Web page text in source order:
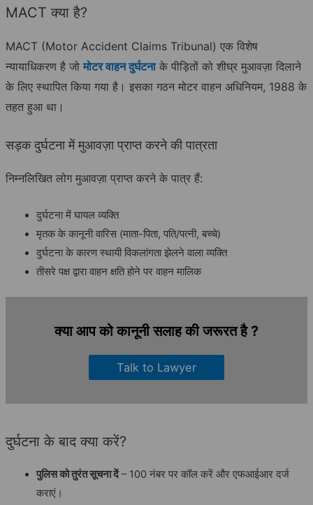
MACT क्या है?
MACT (Motor Accident Claims Tribunal) एक विशेष
न्यायाधिकरण है जोमोटर वाहन दुर्घटनाके पीड़ितों को शीघ्र मुआवज़ा दिलाने
के लिए स्थापित किया गया है। इसका गठन मोटर वाहन अधिनियम, 1988 के
तहत हुआ था।
सड़क दुर्घटना में मुआवज़ा प्राप्त करने की पात्रता
निम्नलिखित लोग मुआवज़ा प्राप्त करने के पात्र हैं:
दुर्घटना में घायल व्यक्ति
मृतक के कानूनी वारिस (माता-पिता, पति/पत्नी, बच्चे)
दुर्घटना के कारण स्थायी विकलांगता झेलने वाला व्यक्ति
तीसरे पक्ष द्वारा वाहन क्षति होने पर वाहन मालिक
क्या आप को कानूनी सलाह की जरूरत है ?
Talk to Lawyer
दुर्घटना के बाद क्या करें?
पुलिस को तुरंत सूचना दें– 100 नंबर पर कॉल करें और एफआईआर दर्ज
कराएं।